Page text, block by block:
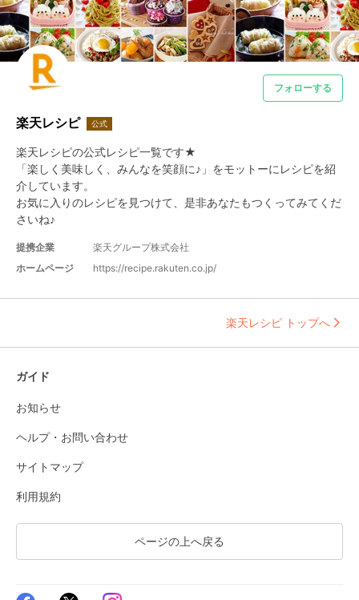
フォローする
楽天レシピ 公式
楽天レシピの公式レシピ一覧です★
「楽しく美味しく、みんなを笑顔に♪」をモットーにレシピを紹
介しています。
お気に入りのレシピを見つけて、是非あなたもつくってみてくだ
さいね♪
提携企業
楽天グループ株式会社
ホームページ
https://recipe.rakuten.co.jp/
楽天レシピ トップへ
ガイド
お知らせ
ヘルプ・お問い合わせ
サイトマップ
利用規約
ページの上へ戻る